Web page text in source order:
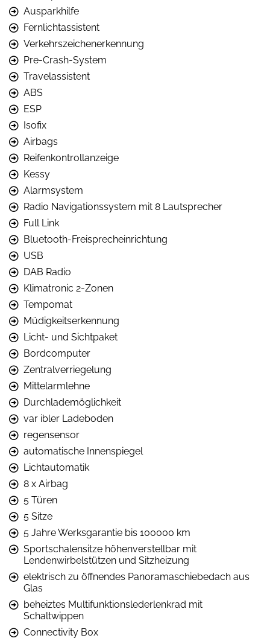
Ausparkhilfe
Fernlichtassistent
Verkehrszeichenerkennung
Pre-Crash-System
Travelassistent
ABS
ESP
Isofix
Airbags
Reifenkontrollanzeige
Kessy
Alarmsystem
Radio Navigationssystem mit 8 Lautsprecher
Full Link
Bluetooth-Freisprecheinrichtung
USB
DAB Radio
Klimatronic 2-Zonen
Tempomat
Müdigkeitserkennung
Licht- und Sichtpaket
Bordcomputer
Zentralverriegelung
Mittelarmlehne
Durchlademöglichkeit
var ibler Ladeboden
regensensor
automatische Innenspiegel
Lichtautomatik
8 x Airbag
5 Türen
5 Sitze
5 Jahre Werksgarantie bis 100000 km
Sportschalensitze höhenverstellbar mit
Lendenwirbelstützen und Sitzheizung
elektrisch zu öffnendes Panoramaschiebedach aus
Glas
beheiztes Multifunktionslederlenkrad mit
Schaltwippen
Connectivity Box